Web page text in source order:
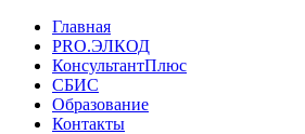
Главная
PRO.ЭЛКОД
КонсультантПлюс
СБИС
Образование
Контакты